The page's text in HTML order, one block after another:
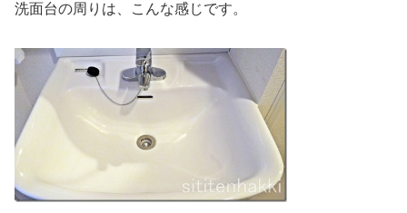
洗面台の周りは、こんな感じです。